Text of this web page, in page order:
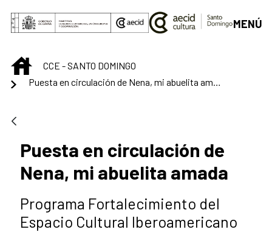
Saltar al contenido principal
MENÚ
INICIOCCE - SANTO DOMINGO
Puesta en circulación de Nena, mi abuelita amada
Puesta en circulación de
Nena, mi abuelita amada
Programa Fortalecimiento del
Espacio Cultural Iberoamericano